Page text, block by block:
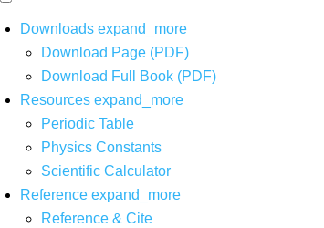
Downloads expand_more
Download Page (PDF)
Download Full Book (PDF)
Resources expand_more
Periodic Table
Physics Constants
Scientific Calculator
Reference expand_more
Reference & Cite